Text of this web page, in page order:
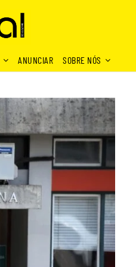
ANUNCIAR SOBRE NÓS